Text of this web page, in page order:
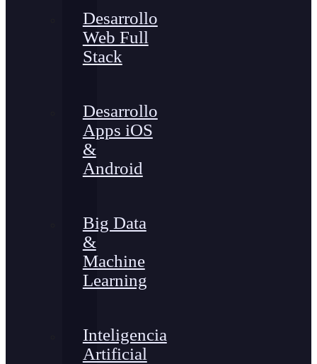
Desarrollo
Web Full
Stack
Desarrollo
Apps iOS
&
Android
Big Data
&
Machine
Learning
Inteligencia
Artificial